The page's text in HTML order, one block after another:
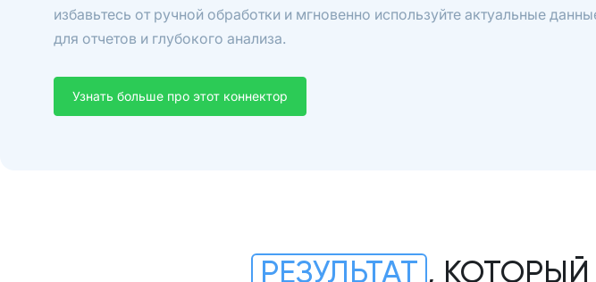
избавьтесь от ручной обработки и мгновенно используйте актуальные
для отчетов и глубокого анализа.
Узнать больше про этот коннектор
РЕЗУЛЬТАТ ,